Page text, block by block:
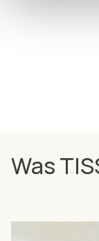
Was